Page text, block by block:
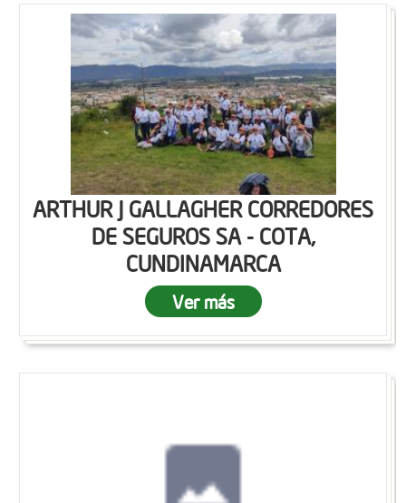
ARTHUR J GALLAGHER CORREDORES
DE SEGUROS SA - COTA,
CUNDINAMARCA
Ver más